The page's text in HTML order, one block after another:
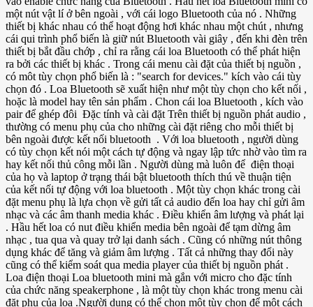
một nút vật lí ở bên ngoài , với cái logo Bluetooth của nó . Những
thiết bị khác nhau có thể hoạt động hơi khác nhau một chút , nhưng
cái qui trình phổ biến là giữ nút Bluetooth vài giây , đến khi đèn trên
thiết bị bắt đầu chớp , chỉ ra rằng cái loa Bluetooth có thể phát hiện
ra bởi các thiết bị khác . Trong cái menu cài đặt của thiết bị nguồn ,
có môt tùy chọn phổ biến là : "search for devices." kích vào cái tùy
chọn đó . Loa Bluetooth sẽ xuất hiện như một tùy chọn cho kết nối ,
hoặc là model hay tên sản phẩm . Chon cái loa Bluetooth , kích vào
pair để ghép đôi Đặc tính và cài đặt Trên thiết bị nguồn phát audio ,
thường có menu phụ của cho những cài đặt riêng cho mỗi thiết bị
bên ngoài được kết nối bluetooth . Với loa bluetooth , người dùng
có tùy chọn kết nói một cách tự động và ngay lập tức nhờ vào tìm ra
hay kết nối thủ công mỗi lần . Người dùng mà luôn để điện thoại
của họ và laptop ở trạng thái bật bluetooth thích thú về thuận tiện
của kết nối tự động với loa bluetooth . Một tùy chọn khác trong cài
đặt menu phụ là lựa chọn về gửi tất cả audio đến loa hay chỉ gửi âm
nhạc và các âm thanh media khác . Điều khiển âm lượng và phát lại
. Hầu hết loa có nut điều khiển media bên ngoài để tạm dừng âm
nhạc , tua qua và quay trở lại danh sách . Cũng có những nút thông
dụng khác để tăng và giảm âm lượng . Tất cả những thay đổi này
cũng có thể kiểm soát qua media player của thiết bị nguồn phát .
Loa điện thoại Loa bluetooth mini mà gắn với micro cho đặc tính
của chức năng speakerphone , là một tùy chọn khác trong menu cài
đặt phụ của loa .Người dung có thể chọn một tùy chọn để một cách